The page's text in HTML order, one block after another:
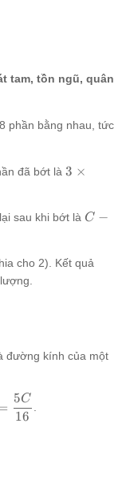
tam, tồn ngũ, quân
phần bằng nhau, tức
đã bớt là 3 \times
3 ×
sau khi bớt là C -
C −
cho 2). Kết quả
đường kính của một
16
5C
.